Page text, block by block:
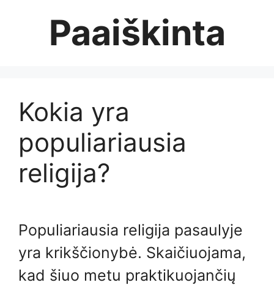
Paaiškinta
Kokia yra
populiariausia
religija?
Populiariausia religija pasaulyje
yra krikščionybė. Skaičiuojama,
kad šiuo metu praktikuojančių